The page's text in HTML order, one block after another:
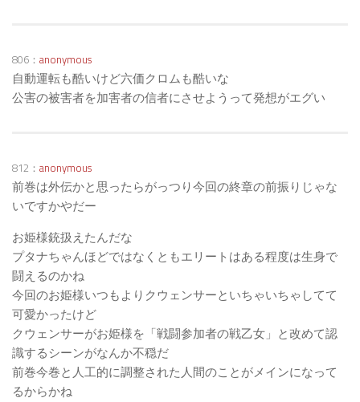
806： anonymous
自動運転も酷いけど六価クロムも酷いな
公害の被害者を加害者の信者にさせようって発想がエグい
812： anonymous
前巻は外伝かと思ったらがっつり今回の終章の前振りじゃな
いですかやだー
お姫様銃扱えたんだな
プタナちゃんほどではなくともエリートはある程度は生身で
闘えるのかね
今回のお姫様いつもよりクウェンサーといちゃいちゃしてて
可愛かったけど
クウェンサーがお姫様を「戦闘参加者の戦乙女」と改めて認
識するシーンがなんか不穏だ
前巻今巻と人工的に調整された人間のことがメインになって
るからかね